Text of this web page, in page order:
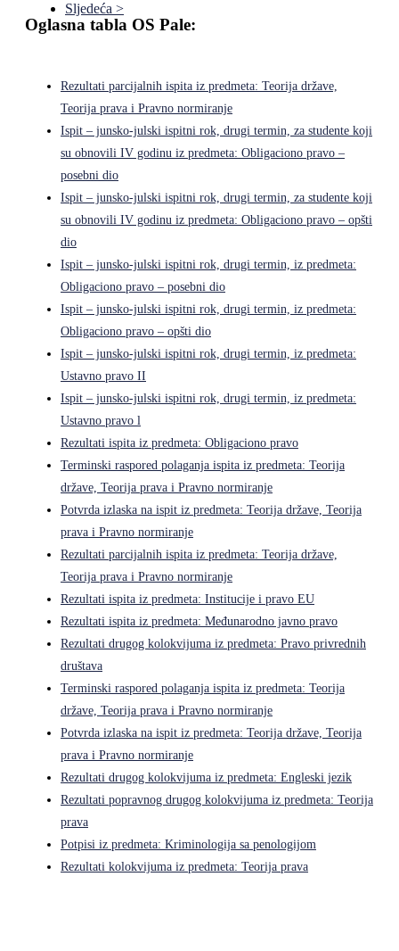
Sljedeća >
Oglasna tabla OS Pale:
Rezultati parcijalnih ispita iz predmeta: Teorija države,
Teorija prava i Pravno normiranje
Ispit – junsko-julski ispitni rok, drugi termin, za studente koji
su obnovili IV godinu iz predmeta: Obligaciono pravo –
posebni dio
Ispit – junsko-julski ispitni rok, drugi termin, za studente koji
su obnovili IV godinu iz predmeta: Obligaciono pravo – opšti
dio
Ispit – junsko-julski ispitni rok, drugi termin, iz predmeta:
Obligaciono pravo – posebni dio
Ispit – junsko-julski ispitni rok, drugi termin, iz predmeta:
Obligaciono pravo – opšti dio
Ispit – junsko-julski ispitni rok, drugi termin, iz predmeta:
Ustavno pravo II
Ispit – junsko-julski ispitni rok, drugi termin, iz predmeta:
Ustavno pravo l
Rezultati ispita iz predmeta: Obligaciono pravo
Terminski raspored polaganja ispita iz predmeta: Teorija
države, Teorija prava i Pravno normiranje
Potvrda izlaska na ispit iz predmeta: Teorija države, Teorija
prava i Pravno normiranje
Rezultati parcijalnih ispita iz predmeta: Teorija države,
Teorija prava i Pravno normiranje
Rezultati ispita iz predmeta: Institucije i pravo EU
Rezultati ispita iz predmeta: Međunarodno javno pravo
Rezultati drugog kolokvijuma iz predmeta: Pravo privrednih
društava
Terminski raspored polaganja ispita iz predmeta: Teorija
države, Teorija prava i Pravno normiranje
Potvrda izlaska na ispit iz predmeta: Teorija države, Teorija
prava i Pravno normiranje
Rezultati drugog kolokvijuma iz predmeta: Engleski jezik
Rezultati popravnog drugog kolokvijuma iz predmeta: Teorija
prava
Potpisi iz predmeta: Kriminologija sa penologijom
Rezultati kolokvijuma iz predmeta: Teorija prava